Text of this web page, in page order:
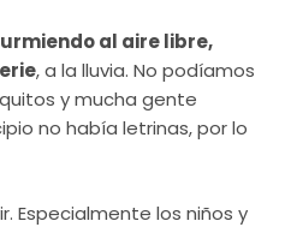
al aire libre,
, a la lluvia. No podíamos
y mucha gente
no había letrinas, por lo
Especialmente los niños y